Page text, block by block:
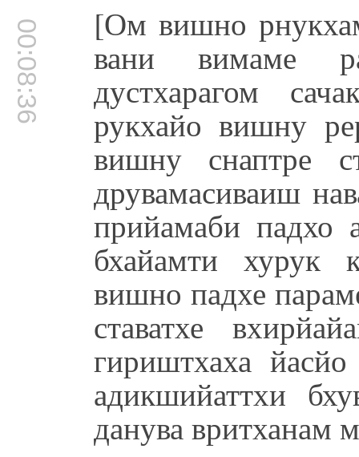
00:08:36 [Ом вишно
вани вимаме
дустхарагом
рукхайо вишну
вишну снаптре
друвамасиваиш
прийамаби падхо
бхайамти хурук
вишно падхе
ставатхе
гириштхаха
адикшийаттхи
данува вритханам